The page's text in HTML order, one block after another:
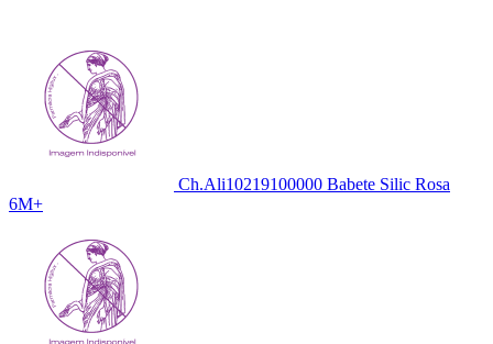
Ch.Ali10219100000 Babete Silic Rosa
6M+